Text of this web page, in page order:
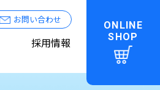
お問い合わせ
採用情報
ONLINE
SHOP